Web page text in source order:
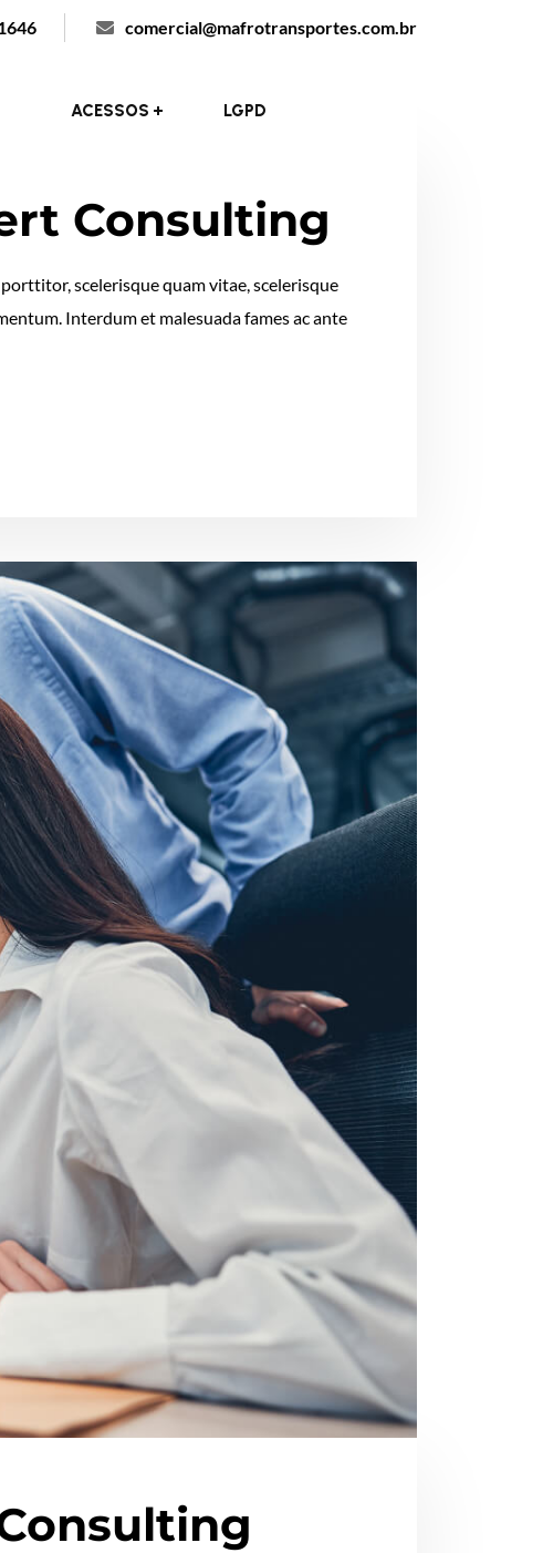
comercial@mafrotransportes.com.br
ACESSOS LGPD
Consulting
scelerisque quam vitae, scelerisque
Interdum et malesuada fames ac ante